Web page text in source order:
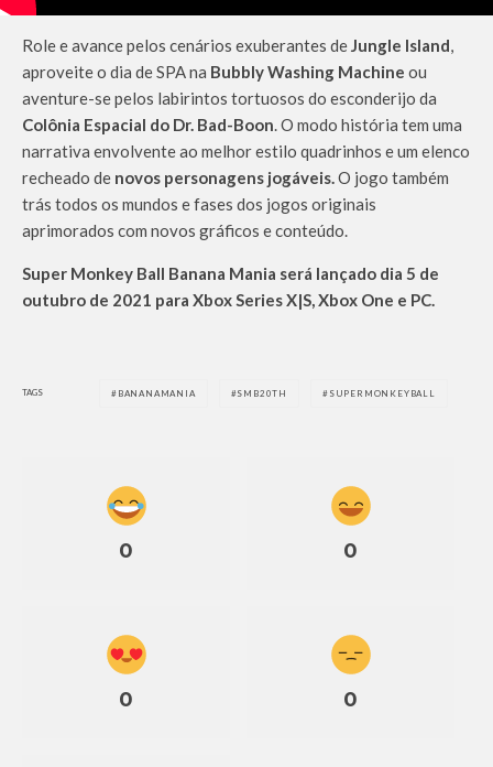
Role e avance pelos cenários exuberantes deJungle Island,
aproveite o dia de SPA na Bubbly Washing Machine ou
aventure-se pelos labirintos tortuosos do esconderijo da
Colônia Espacial do Dr. Bad-Boon. O modo história tem uma
narrativa envolvente ao melhor estilo quadrinhos e um elenco
recheado de novos personagens jogáveis.O jogo também
trás todos os mundos e fases dos jogos originais
aprimorados com novos gráficos e conteúdo.
Super Monkey Ball Banana Mania será lançado dia 5 de
outubro de 2021 para Xbox Series X|S, Xbox One e PC.
TAGS BANANAMANIA SMB20TH SUPERMONKEYBALL
0 0
0 0